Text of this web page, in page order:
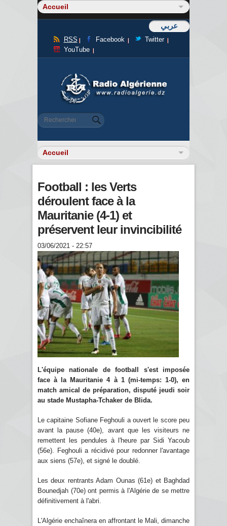
عربي
RSS Facebook
Twitter
YouTube
Formulaire de recherche
Rechercher
Football : les Verts
déroulent face à la
Mauritanie (4-1) et
préservent leur invincibilité
03/06/2021 - 22:57
L'équipe nationale de football s'est imposée
face à la Mauritanie 4 à 1 (mi-temps: 1-0), en
match amical de préparation, disputé jeudi soir
au stade Mustapha-Tchaker de Blida.
Le capitaine Sofiane Feghouli a ouvert le score peu
avant la pause (40e), avant que les visiteurs ne
remettent les pendules à l'heure par Sidi Yacoub
(56e). Feghouli a récidivé pour redonner l'avantage
aux siens (57e), et signé le doublé.
Les deux rentrants Adam Ounas (61e) et Baghdad
Bounedjah (70e) ont permis à l'Algérie de se mettre
définitivement à l'abri.
L'Algérie enchaînera en affrontant le Mali, dimanche